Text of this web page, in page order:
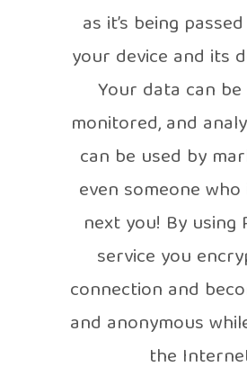
as it’s being
your device and its
Your data can be
monitored, and
can be used by
even someone
next you! By using
service you
connection and
and anonymous
the